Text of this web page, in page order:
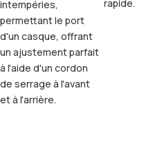
intempéries,
permettant le port
d'un casque, offrant
un ajustement parfait
à l'aide d'un cordon
de serrage à l'avant
et à l'arrière.
rapide.